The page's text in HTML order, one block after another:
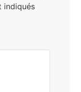
indiqués